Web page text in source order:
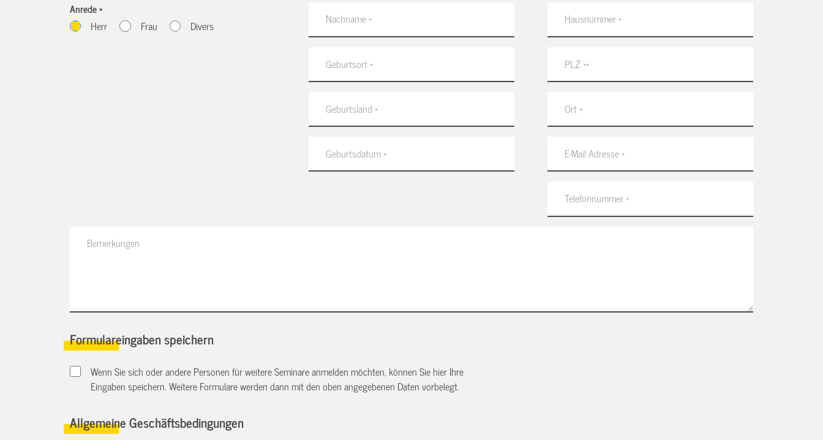
Anrede *
Herr
Frau Divers
Formulareingaben speichern
Wenn Sie sich oder andere Personen für weitere Seminare anmelden möchten, können Sie hier Ihre
Eingaben speichern. Weitere Formulare werden dann mit den oben angegebenen Daten vorbelegt.
Allgemeine Geschäftsbedingungen